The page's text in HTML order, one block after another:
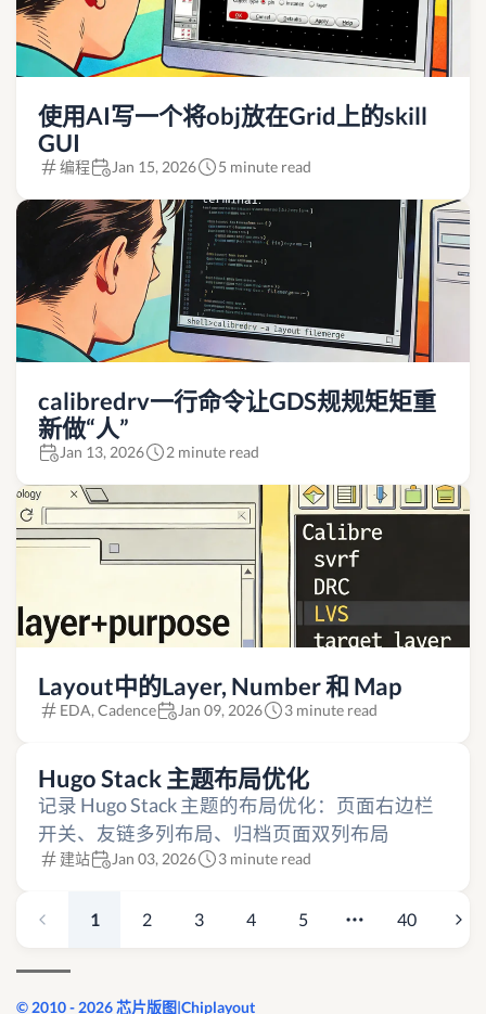
使用AI写一个将obj放在Grid上的skill
GUI
编程 Jan 15, 2026 5 minute read
calibredrv一行命令让GDS规规矩矩重
新做“人”
Jan 13, 2026 2 minute read
Layout中的Layer, Number 和 Map
EDA, Cadence Jan 09, 2026 3 minute read
Hugo Stack 主题布局优化
记录 Hugo Stack 主题的布局优化：页面右边栏
开关、友链多列布局、归档页面双列布局
建站 Jan 03, 2026 3 minute read
1 2 3 4 5 40
© 2010 - 2026 芯片版图|Chiplayout